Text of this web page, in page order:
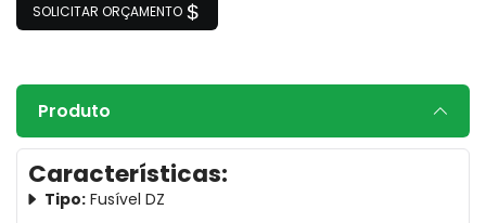
SOLICITAR ORÇAMENTO
Produto
Características:
Tipo: Fusível DZ